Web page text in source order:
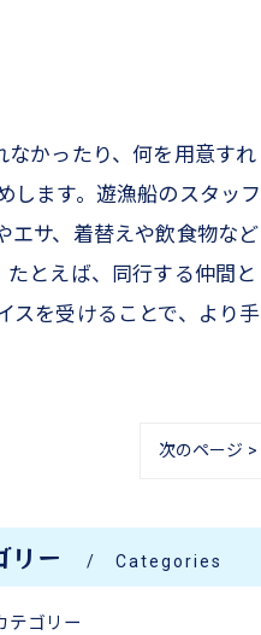
なかったり、何を用意すれ
します。遊漁船のスタッフ
エサ、着替えや飲食物など
とえば、同行する仲間と
スを受けることで、より手
次のページ >
リー Categories
テゴリー